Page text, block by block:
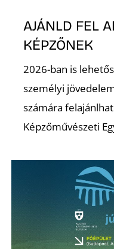
AJÁNLD FEL
KÉPZŐNEK
2026-ban is
személyi
számára
Képzőművészeti